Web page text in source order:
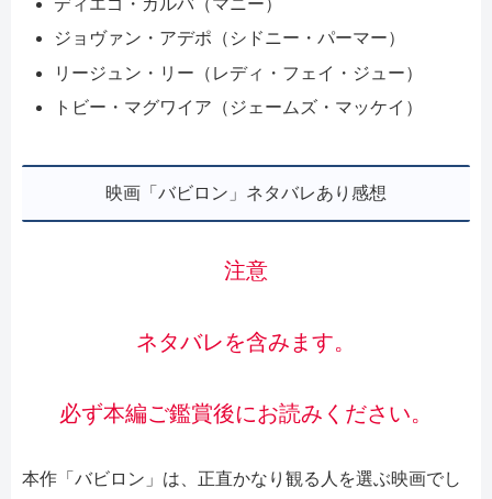
ディエゴ・カルバ（マニー）
ジョヴァン・アデポ（シドニー・パーマー）
リージュン・リー（レディ・フェイ・ジュー）
トビー・マグワイア（ジェームズ・マッケイ）
映画「バビロン」ネタバレあり感想
注意
ネタバレを含みます。
必ず本編ご鑑賞後にお読みください。
本作「バビロン」は、正直かなり観る人を選ぶ映画でし